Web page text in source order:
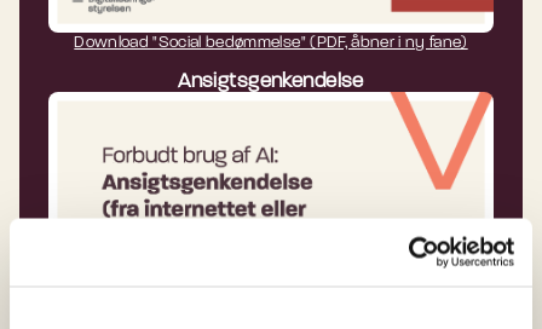
Download "Social bedømmelse" (PDF, åbner i ny fane)
Ansigtsgenkendelse